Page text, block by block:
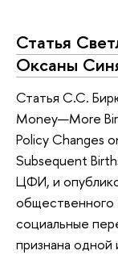
Статья
Оксаны
Статья С.С.
Money—More
Policy Changes
Subsequent
ЦФИ, и
общественного
социальные
признана одной